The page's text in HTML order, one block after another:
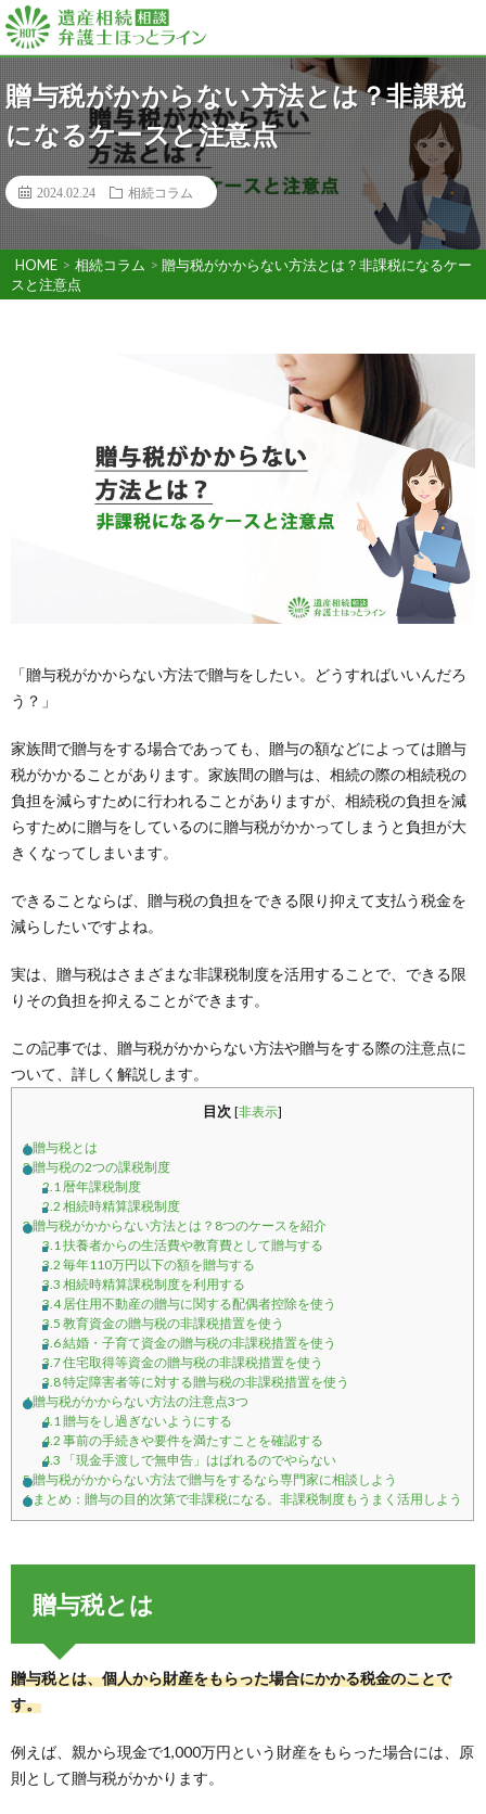
贈与税がかからない方法とは？非課税
になるケースと注意点
2024.02.24 相続コラム
HOME > 相続コラム > 贈与税がかからない方法とは？非課税になるケー
スと注意点
「贈与税がかからない方法で贈与をしたい。どうすればいいんだろ
う？」
家族間で贈与をする場合であっても、贈与の額などによっては贈与
税がかかることがあります。家族間の贈与は、相続の際の相続税の
負担を減らすために行われることがありますが、相続税の負担を減
らすために贈与をしているのに贈与税がかかってしまうと負担が大
きくなってしまいます。
できることならば、贈与税の負担をできる限り抑えて支払う税金を
減らしたいですよね。
実は、贈与税はさまざまな非課税制度を活用することで、できる限
りその負担を抑えることができます。
この記事では、贈与税がかからない方法や贈与をする際の注意点に
ついて、詳しく解説します。
目次 [非表示]
1贈与税とは
2贈与税の2つの課税制度
2.1 暦年課税制度
2.2 相続時精算課税制度
3贈与税がかからない方法とは？8つのケースを紹介
3.1 扶養者からの生活費や教育費として贈与する
3.2 毎年110万円以下の額を贈与する
3.3 相続時精算課税制度を利用する
3.4居住用不動産の贈与に関する配偶者控除を使う
3.5 教育資金の贈与税の非課税措置を使う
3.6結婚・子育て資金の贈与税の非課税措置を使う
3.7住宅取得等資金の贈与税の非課税措置を使う
3.8特定障害者等に対する贈与税の非課税措置を使う
4贈与税がかからない方法の注意点3つ
4.1 贈与をし過ぎないようにする
4.2 事前の手続きや要件を満たすことを確認する
4.3 「現金手渡しで無申告」はばれるのでやらない
5贈与税がかからない方法で贈与をするなら専門家に相談しよう
6まとめ：贈与の目的次第で非課税になる。非課税制度もうまく活用しよう
贈与税とは
贈与税とは、個人から財産をもらった場合にかかる税金のことで
す。
例えば、親から現金で1,000万円という財産をもらった場合には、原
則として贈与税がかかります。